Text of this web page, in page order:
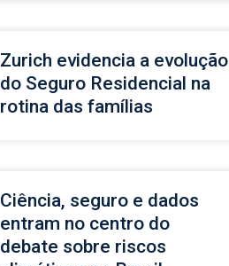
Zurich evidencia a evolução
do Seguro Residencial na
rotina das famílias
Ciência, seguro e dados
entram no centro do
debate sobre riscos